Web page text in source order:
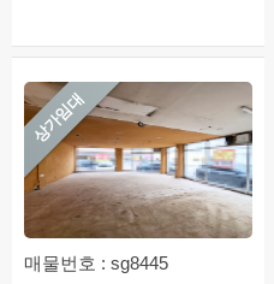
상가임대
매물번호 : sg8445